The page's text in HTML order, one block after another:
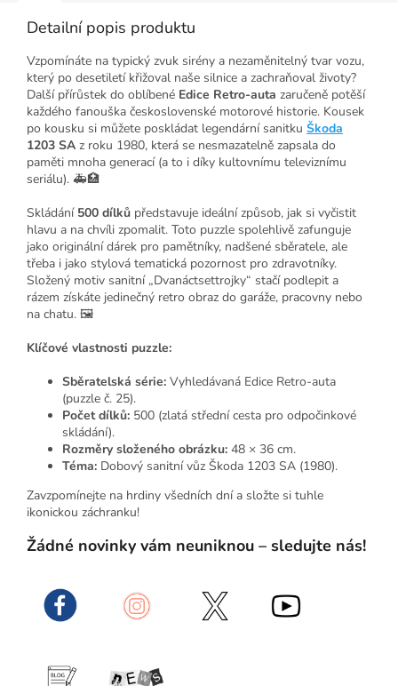
Detailní popis produktu
Vzpomínáte na typický zvuk sirény a nezaměnitelný tvar vozu,
který po desetiletí křižoval naše silnice a zachraňoval životy?
Další přírůstek do oblíbené Edice Retro-auta zaručeně potěší
každého fanouška československé motorové historie. Kousek
po kousku si můžete poskládat legendární sanitku Škoda
1203 SA z roku 1980, která se nesmazatelně zapsala do
paměti mnoha generací (a to i díky kultovnímu televiznímu
seriálu). 🚑🏥
Skládání 500 dílků představuje ideální způsob, jak si vyčistit
hlavu a na chvíli zpomalit. Toto puzzle spolehlivě zafunguje
jako originální dárek pro pamětníky, nadšené sběratele, ale
třeba i jako stylová tematická pozornost pro zdravotníky.
Složený motiv sanitní „Dvanáctsettrojky“ stačí podlepit a
rázem získáte jedinečný retro obraz do garáže, pracovny nebo
na chatu. 🖼️
Klíčové vlastnosti puzzle:
Sběratelská série: Vyhledávaná Edice Retro-auta
(puzzle č. 25).
Počet dílků: 500 (zlatá střední cesta pro odpočinkové
skládání).
Rozměry složeného obrázku: 48 × 36 cm.
Téma: Dobový sanitní vůz Škoda 1203 SA (1980).
Zavzpomínejte na hrdiny všedních dní a složte si tuhle
ikonickou záchranku!
Žádné novinky vám neuniknou – sledujte nás!